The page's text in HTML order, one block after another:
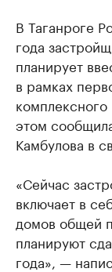
В Таганроге
года
планирует
в рамках
этом
Камбулова в
«Сейчас
включает в
домов общей
планируют
года», —